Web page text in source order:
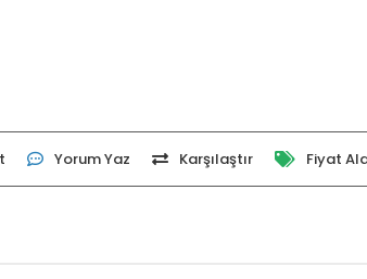
Yorum Yaz Karşılaştır Fiyat